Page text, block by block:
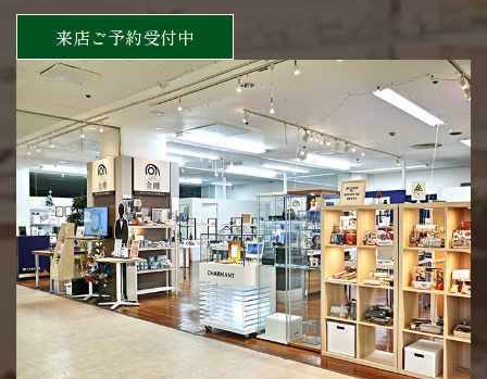
来店ご予約受付中